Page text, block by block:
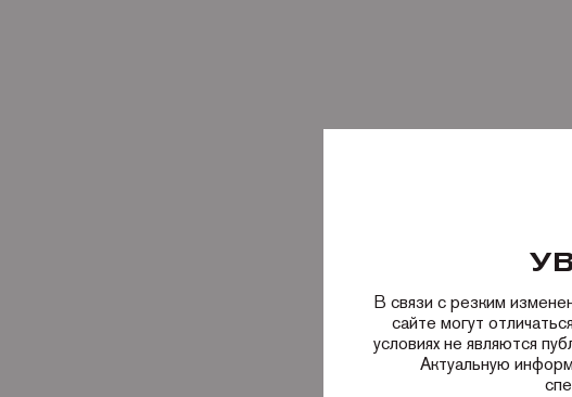
В связи с резким
сайте могут
условиях не являются
Актуальную